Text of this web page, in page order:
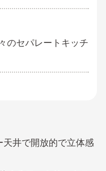
のセパレートキッチ
井で開放的で立体感